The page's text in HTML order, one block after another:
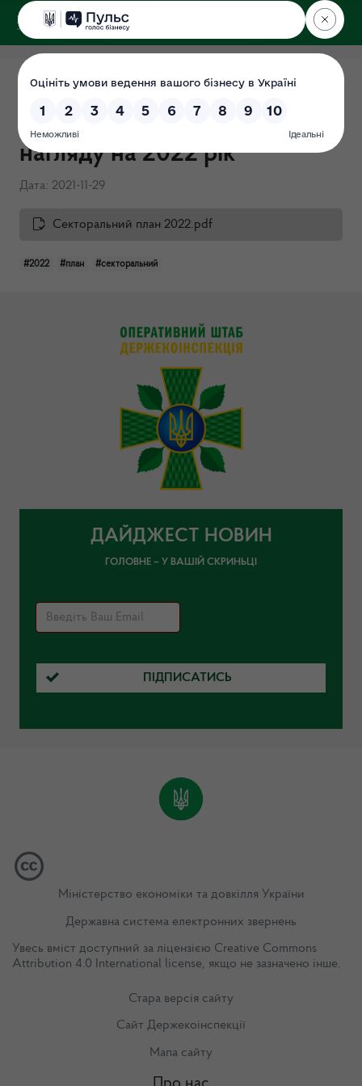
ДЕРЖЕКОІНСПЕКЦІЯ
у Хмельницькій області
Секторальний план
державного ринкового
нагляду на 2022 рік
Дата: 2021-11-29
Секторальний план 2022.pdf
#2022 #план #секторальний
ДАЙДЖЕСТ НОВИН
ГОЛОВНЕ – У ВАШІЙ СКРИНЬЦІ
ПІДПИСАТИСЬ
Міністерство економіки та довкілля України
Державна система електронних звернень
Увесь вміст доступний за ліцензією Creative Commons
Attribution 4.0 International license, якщо не зазначено інше.
Стара версія сайту
Сайт Держекоінспекції
Мапа сайту